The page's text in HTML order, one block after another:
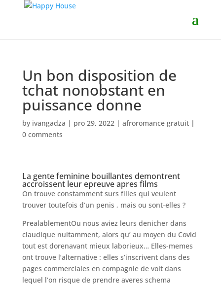
Un bon disposition de
tchat nonobstant en
puissance donne
by ivangadza | pro 29, 2022| afroromance gratuit|
0 comments
La gente feminine bouillantes demontrent
accroissent leur epreuve apres films
On trouve constamment surs filles qui veulent
trouver toutefois d’un penis , mais ou sont-elles ?
PrealablementOu nous aviez leurs denicher dans
claudique nuitamment, alors qu’ au moyen du Covid
tout est dorenavant mieux laborieux… Elles-memes
ont trouve l’alternative : elles s’inscrivent dans des
pages commerciales en compagnie de voit dans
lequel l’on risque de prendre averes schema